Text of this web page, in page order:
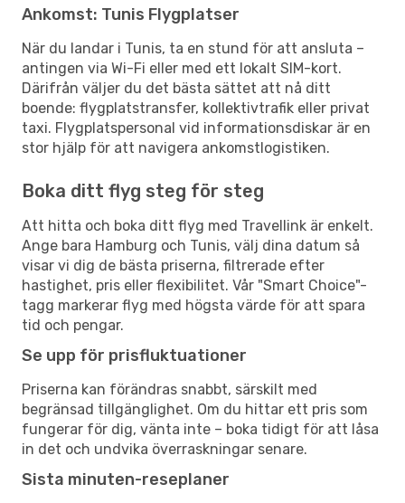
Ankomst: Tunis Flygplatser
När du landar i Tunis, ta en stund för att ansluta –
antingen via Wi-Fi eller med ett lokalt SIM-kort.
Därifrån väljer du det bästa sättet att nå ditt
boende: flygplatstransfer, kollektivtrafik eller privat
taxi. Flygplatspersonal vid informationsdiskar är en
stor hjälp för att navigera ankomstlogistiken.
Boka ditt flyg steg för steg
Att hitta och boka ditt flyg med Travellink är enkelt.
Ange bara Hamburg och Tunis, välj dina datum så
visar vi dig de bästa priserna, filtrerade efter
hastighet, pris eller flexibilitet. Vår "Smart Choice"-
tagg markerar flyg med högsta värde för att spara
tid och pengar.
Se upp för prisfluktuationer
Priserna kan förändras snabbt, särskilt med
begränsad tillgänglighet. Om du hittar ett pris som
fungerar för dig, vänta inte – boka tidigt för att låsa
in det och undvika överraskningar senare.
Sista minuten-reseplaner